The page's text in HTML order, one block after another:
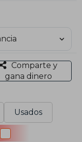
Comparte y
gana dinero
Usados